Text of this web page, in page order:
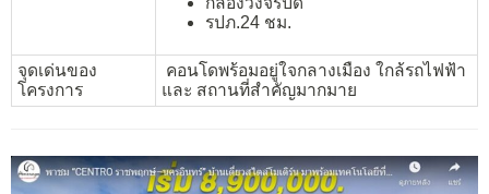
รปภ.24 ชม.
จุดเด่นของ
โครงการ
คอนโดพร้อมอยู่ใจกลางเมือง ใกล้รถไฟฟ้า
และ สถานที่สำคัญมากมาย